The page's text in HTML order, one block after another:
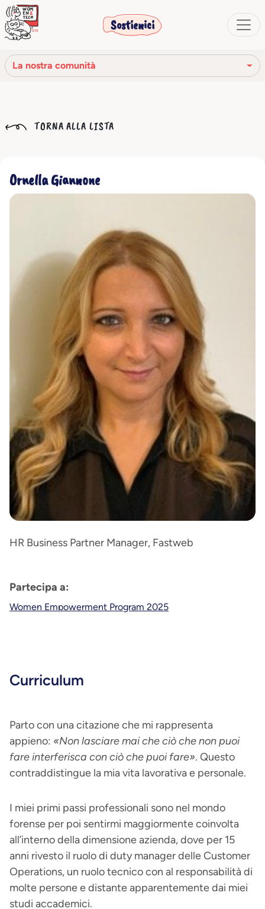
Sostienici
La nostra comunità
La nostra storia
La nostra comunità
TORNA ALLA LISTA
Ornella Giannone
HR Business Partner Manager, Fastweb
Partecipa a:
Women Empowerment Program 2025
Curriculum
Parto con una citazione che mi rappresenta
appieno: «Non lasciare mai che ciò che non puoi
fare interferisca con ciò che puoi fare». Questo
contraddistingue la mia vita lavorativa e personale.
I miei primi passi professionali sono nel mondo
forense per poi sentirmi maggiormente coinvolta
all’interno della dimensione azienda, dove per 15
anni rivesto il ruolo di duty manager delle Customer
Operations, un ruolo tecnico con al responsabilità di
molte persone e distante apparentemente dai miei
studi accademici.